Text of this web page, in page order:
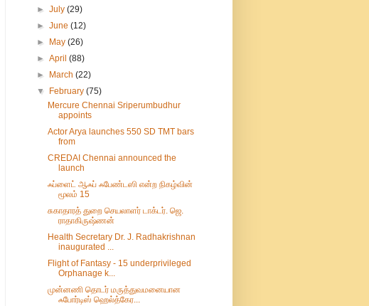
►July(29)
►June(12)
►
May(26)
►April(88)
►
March(22)
▼
February(75)
Mercure Chennai Sriperumbudhur
appoints
Actor Arya launches 550 SD TMT bars
from
CREDAI Chennai announced the
launch
ஃப்ளைட் ஆஃப் ஃபேண்டஸி என்ற நிகழ்வின்
மூலம் 15
சுகாதாரத் துறை செயலாளர் டாக்டர். ஜெ.
ராதாகிருஷ்ணன்
Health Secretary Dr. J. Radhakrishnan
inaugurated ...
Flight of Fantasy - 15 underprivileged
Orphanage k...
முன்னணி தொடர் மருத்துவமனையான
ஃபோர்டிஸ் ஹெல்த்கேர...